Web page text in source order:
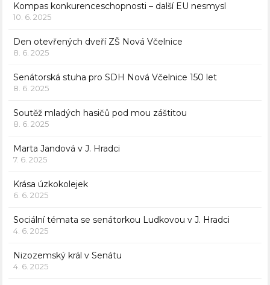
Kompas konkurenceschopnosti – další EU nesmysl
10. 6. 2025
Den otevřených dveří ZŠ Nová Včelnice
8. 6. 2025
Senátorská stuha pro SDH Nová Včelnice 150 let
8. 6. 2025
Soutěž mladých hasičů pod mou záštitou
8. 6. 2025
Marta Jandová v J. Hradci
7. 6. 2025
Krása úzkokolejek
6. 6. 2025
Sociální témata se senátorkou Ludkovou v J. Hradci
4. 6. 2025
Nizozemský král v Senátu
4. 6. 2025